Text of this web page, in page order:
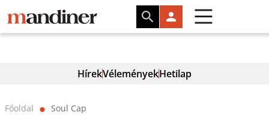
HírekVéleményekHetilap
Főoldal ⬤ Soul Cap